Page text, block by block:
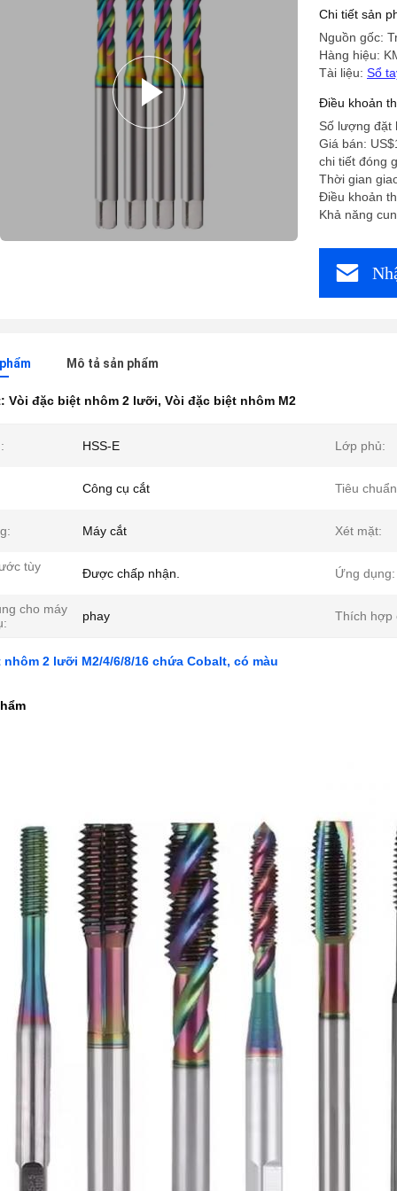
Chi tiết sản
Nguồn gốc:
Hàng hiệu:
Tài liệu: Sổ
Điều khoản
Số lượng đặt
Giá bán:
chi tiết đóng
Thời gian
Điều khoản
Khả năng
Mô tả sản phẩm
Vòi đặc biệt nhôm 2 lưỡi, Vòi đặc biệt nhôm M2
HSS-E Lớp phủ:
Công cụ cắt Tiêu
Máy cắt Xét mặt:
tùy Được chấp nhận. Ứng dụng:
cho máy
phay Thích hợp
2 lưỡi M2/4/6/8/16 chứa Cobalt, có màu